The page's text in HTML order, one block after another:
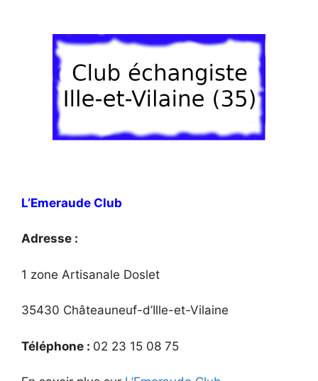
L’Emeraude Club
Adresse :
1 zone Artisanale Doslet
35430 Châteauneuf-d’Ille-et-Vilaine
Téléphone : 02 23 15 08 75